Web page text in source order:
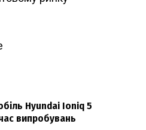
Hyundai Ioniq 5
випробувань